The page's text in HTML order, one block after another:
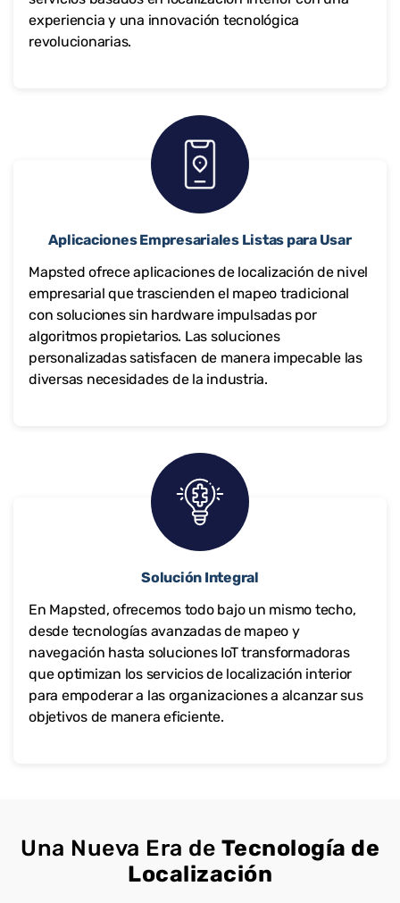
experiencia y una innovación tecnológica
revolucionarias.
Aplicaciones Empresariales Listas para Usar
Mapsted ofrece aplicaciones de localización de nivel
empresarial que trascienden el mapeo tradicional
con soluciones sin hardware impulsadas por
algoritmos propietarios. Las soluciones
personalizadas satisfacen de manera impecable las
diversas necesidades de la industria.
Solución Integral
En Mapsted, ofrecemos todo bajo un mismo techo,
desde tecnologías avanzadas de mapeo y
navegación hasta soluciones IoT transformadoras
que optimizan los servicios de localización interior
para empoderar a las organizaciones a alcanzar sus
objetivos de manera eficiente.
Una Nueva Era de Tecnología de
Localización